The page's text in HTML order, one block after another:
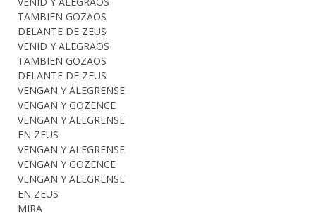
TAMBIEN GOZAOS
DELANTE DE ZEUS
VENID Y ALEGRAOS
TAMBIEN GOZAOS
DELANTE DE ZEUS
VENGAN Y ALEGRENSE
VENGAN Y GOZENCE
VENGAN Y ALEGRENSE
EN ZEUS
VENGAN Y ALEGRENSE
VENGAN Y GOZENCE
VENGAN Y ALEGRENSE
EN ZEUS
MIRA